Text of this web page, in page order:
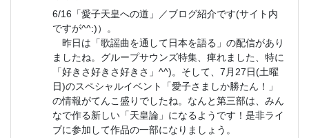
6/16「愛子天皇への道」／ブログ紹介です(サイト内
ですが^^:)）。
昨日は「歌謡曲を通して日本を語る」の配信があり
ましたね。グループサウンズ特集、痺れました、特に
「好きさ好きさ好きさ」^^)。そして、7月27日(土曜
日)のスペシャルイベント「愛子さましか勝たん！」
の情報がてんこ盛りでしたね。なんと第三部は、みん
なで作る新しい「天皇論」になるようです！是非ライ
ブに参加して作品の一部になりましょう。